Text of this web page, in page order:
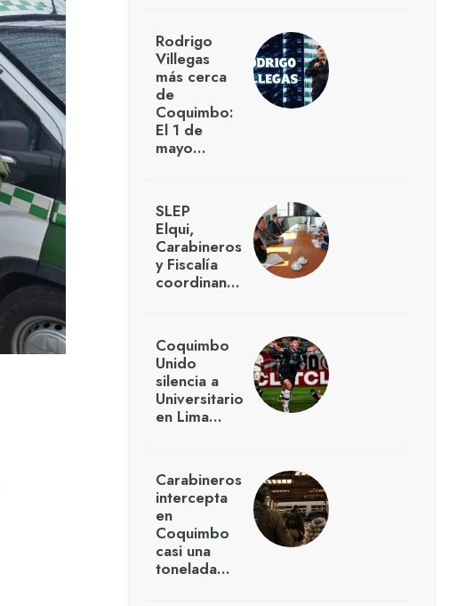
Rodrigo
Villegas
más cerca
de
Coquimbo:
El 1 de
mayo…
SLEP
Elqui,
Carabineros
y Fiscalía
coordinan…
Coquimbo
Unido
silencia a
Universitario
en Lima…
Carabineros
intercepta
en
Coquimbo
casi una
tonelada…